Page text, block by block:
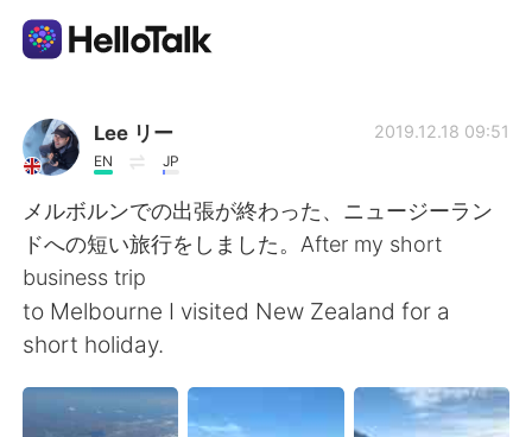
แอปแลกเปลี่ยนทางภาษา
AI Grammar Checker
ไทย
English
繁體中文 Español
Lee リー
EN JP
2019.12.18 09:51
メルボルンでの出張が終わった、ニュージーラン
ドへの短い旅行をしました。After my short
business trip
to Melbourne I visited New Zealand for a
short holiday.